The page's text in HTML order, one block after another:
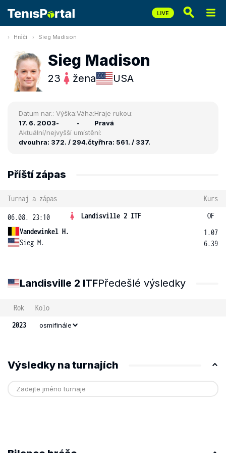
Hráči Sieg Madison
Sieg Madison
23 žena USA
Datum nar.:
17. 6. 2003
Výška:
-
Váha:
-
Hraje rukou:
Pravá
Aktuální/nejvyšší umístění:
dvouhra: 372. / 294.čtyřhra: 561. / 337.
Příští zápas
Turnaj a zápas Kurs
06.08. 23:10 Landisville 2 ITF
OF
Vandewinkel H.
Sieg M.
1.07
6.39
Landisville 2 ITFPředešlé výsledky
Rok
Kolo
2023
osmifinále
Výsledky na turnajích